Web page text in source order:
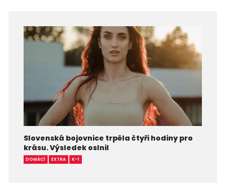
Slovenská bojovnice trpěla čtyři hodiny pro
krásu. Výsledek oslnil
DOMÁCÍ EXTRA K-1